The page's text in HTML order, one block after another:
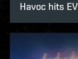
Havoc hits